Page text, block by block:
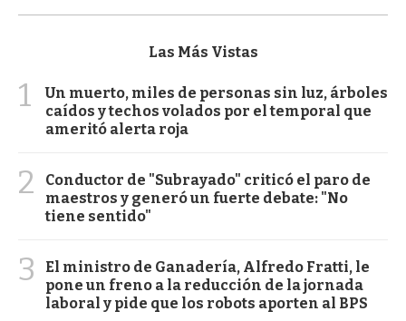
Las Más Vistas
1
Un muerto, miles de personas sin luz, árboles
caídos y techos volados por el temporal que
ameritó alerta roja
2
Conductor de "Subrayado" criticó el paro de
maestros y generó un fuerte debate: "No
tiene sentido"
3
El ministro de Ganadería, Alfredo Fratti, le
pone un freno a la reducción de la jornada
laboral y pide que los robots aporten al BPS